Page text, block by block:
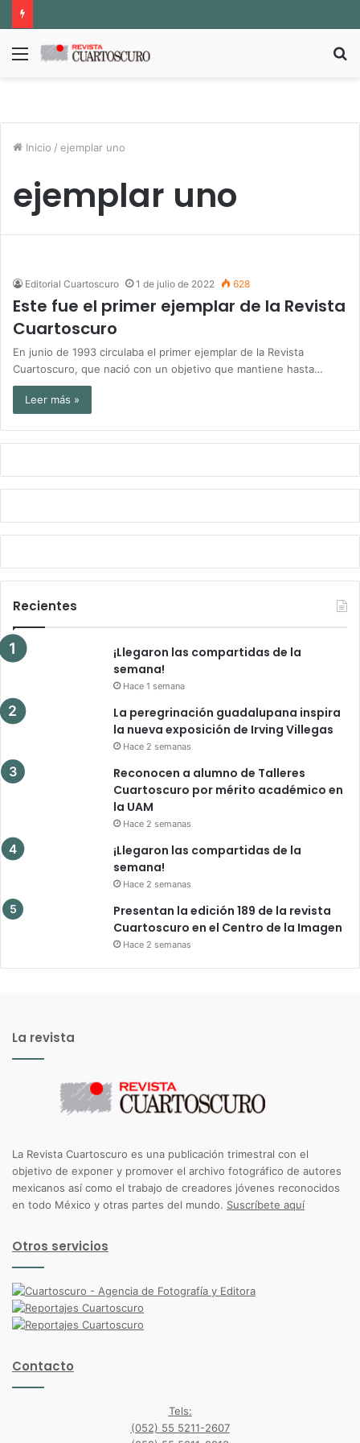
Menú
Inicio / ejemplar uno
ejemplar uno
Editorial Cuartoscuro 1 de julio de 2022 628
Este fue el primer ejemplar de la Revista
Cuartoscuro
En junio de 1993 circulaba el primer ejemplar de la Revista
Cuartoscuro, que nació con un objetivo que mantiene hasta…
Leer más »
Recientes
¡Llegaron las compartidas de la
semana!
Hace 1 semana
La peregrinación guadalupana inspira
la nueva exposición de Irving Villegas
Hace 2 semanas
Reconocen a alumno de Talleres
Cuartoscuro por mérito académico en
la UAM
Hace 2 semanas
¡Llegaron las compartidas de la
semana!
Hace 2 semanas
Presentan la edición 189 de la revista
Cuartoscuro en el Centro de la Imagen
Hace 2 semanas
La revista
La Revista Cuartoscuro es una publicación trimestral con el
objetivo de exponer y promover el archivo fotográfico de autores
mexicanos así como el trabajo de creadores jóvenes reconocidos
en todo México y otras partes del mundo. Suscríbete aquí
Otros servicios
Contacto
Tels:
(052) 55 5211-2607